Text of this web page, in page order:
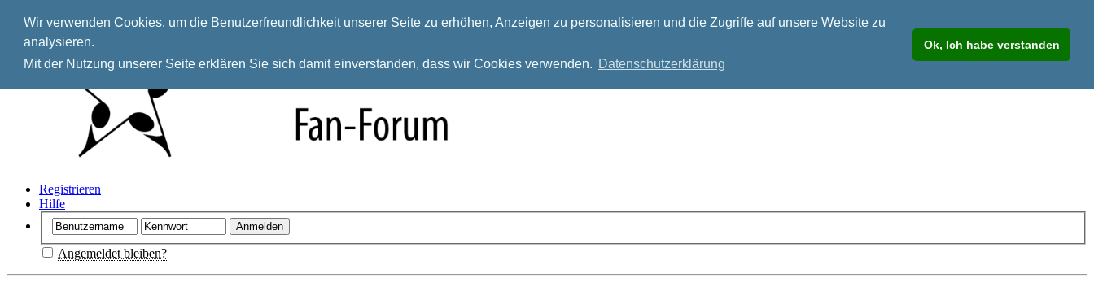
Wir verwenden Cookies, um die Benutzerfreundlichkeit unserer Seite zu erhöhen, Anzeigen zu personalisieren und die Zugriffe auf unsere Website zu
analysieren.
Mit der Nutzung unserer Seite erklären Sie sich damit einverstanden, dass wir Cookies verwenden. Datenschutzerklärung
Ok, Ich habe verstanden
Registrieren
Hilfe
Angemeldet bleiben?